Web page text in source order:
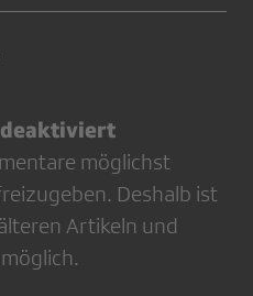
möglichst
Deshalb ist
Artikeln und